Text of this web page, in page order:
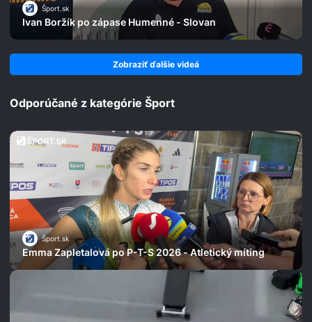
Šport.sk
Ivan Boržík po zápase Humenné - Slovan
Zobraziť ďalšie videá
Odporúčané z kategórie Šport
Šport.sk
Emma Zapletalová po P-T-S 2026 - Atletický míting